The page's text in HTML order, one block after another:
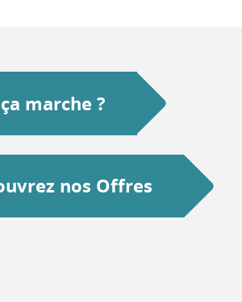
marche ?
nos Offres